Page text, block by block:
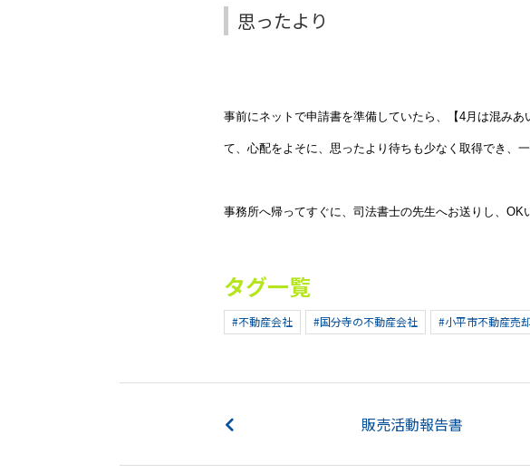
思ったより
事前にネットで申請書を準備していたら、【4月は混み
て、心配をよそに、思ったより待ちも少なく取得でき、一
事務所へ帰ってすぐに、司法書士の先生へお送りし、OK
タグ一覧
#不動産会社 #国分寺の不動産会社 #小平市不動産売
販売活動報告書